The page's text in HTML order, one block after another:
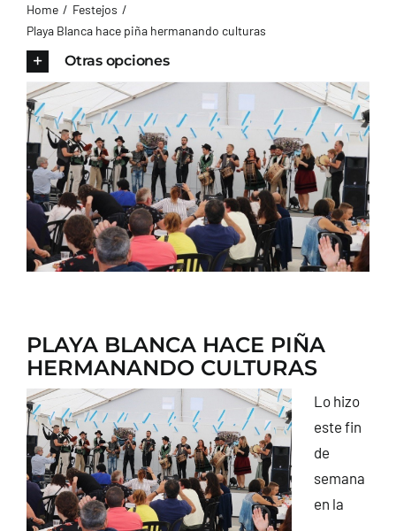
AYUNTAMIENTO
TURISMO
CONTACTO
Home
Festejos
Playa Blanca hace piña hermanando culturas
Otras opciones
PLAYA BLANCA HACE PIÑA
HERMANANDO CULTURAS
Lo hizo
este fin
de
semana
en la